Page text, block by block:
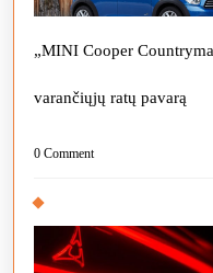
„MINI Cooper
varančiųjų ratų pavarą
0 Comment